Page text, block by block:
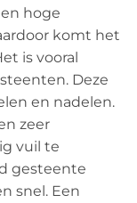
hoge
komt het
is vooral
Deze
en nadelen.
zeer
vuil te
gesteente
snel. Een